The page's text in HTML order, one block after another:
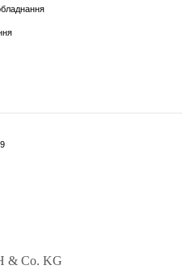
& Co. KG